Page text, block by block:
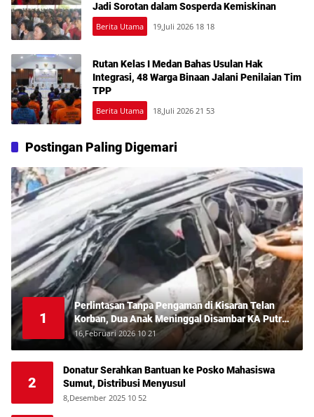
Jadi Sorotan dalam Sosperda Kemiskinan
Berita Utama 19,Juli 2026 18 18
Rutan Kelas I Medan Bahas Usulan Hak
Integrasi, 48 Warga Binaan Jalani Penilaian Tim
TPP
Berita Utama 18,Juli 2026 21 53
Postingan Paling Digemari
1
Perlintasan Tanpa Pengaman di Kisaran Telan
Korban, Dua Anak Meninggal Disambar KA Putri
Deli
16,Februari 2026 10 21
2
Donatur Serahkan Bantuan ke Posko Mahasiswa
Sumut, Distribusi Menyusul
8,Desember 2025 10 52